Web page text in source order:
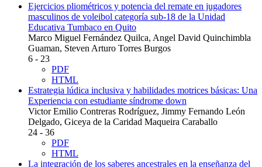
Ejercicios pliométricos y potencia del remate en jugadores
masculinos de voleibol categoría sub-18 de la Unidad
Educativa Tumbaco en Quito
Marco Miguel Fernández Quilca, Angel David Quinchimbla
Guaman, Steven Arturo Torres Burgos
6 - 23
PDF
HTML
Estrategia lúdica inclusiva y habilidades motrices básicas: Una
Experiencia con estudiante síndrome down
Victor Emilio Contreras Rodríguez, Jimmy Fernando León
Delgado, Giceya de la Caridad Maqueira Caraballo
24 - 36
PDF
HTML
La integración de los saberes ancestrales en la enseñanza del